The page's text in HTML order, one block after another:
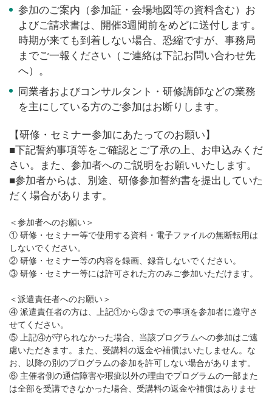
参加のご案内（参加証・会場地図等の資料含む）お
よびご請求書は、開催3週間前をめどに送付します。
時期が来ても到着しない場合、恐縮ですが、事務局
までご一報ください（ご連絡は下記お問い合わせ先
へ）。
同業者およびコンサルタント・研修講師などの業務
を主にしている方のご参加はお断りします。
【研修・セミナー参加にあたってのお願い】
■下記誓約事項等をご確認とご了承の上、お申込みくだ
さい。また、参加者へのご説明をお願いいたします。
■参加者からは、別途、研修参加誓約書を提出していた
だく場合があります。
＜参加者へのお願い＞
① 研修・セミナー等で使用する資料・電子ファイルの無断転用は
しないでください。
② 研修・セミナー等の内容を録画、録音しないでください。
③ 研修・セミナー等には許可された方のみご参加いただけます。
＜派遣責任者へのお願い＞
④ 派遣責任者の方は、上記①から③までの事項を参加者に遵守さ
せてください。
⑤ 上記④が守られなかった場合、当該プログラムへの参加はご遠
慮いただきます。また、受講料の返金や補償はいたしません。な
お、以降の別のプログラムの参加を許可しない場合があります。
⑥ 主催者側の通信障害や瑕疵以外の理由でプログラムの一部また
は全部を受講できなかった場合、受講料の返金や補償はありませ